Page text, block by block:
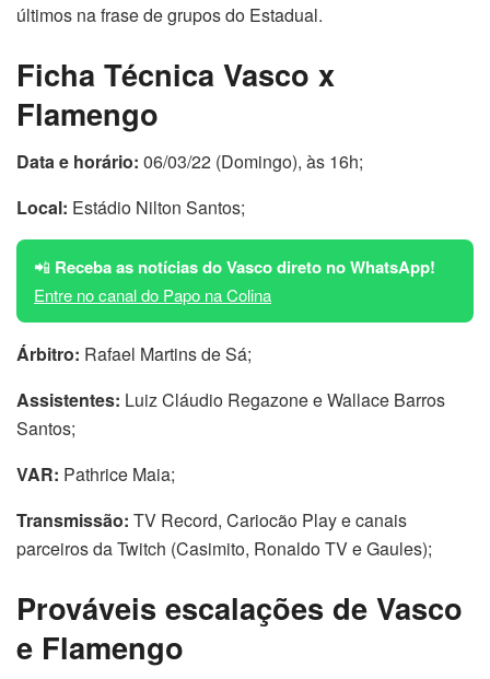
últimos na frase de grupos do Estadual.
Ficha Técnica Vasco x
Flamengo
Data e horário: 06/03/22 (Domingo), às 16h;
Local: Estádio Nilton Santos;
📲 Receba as notícias do Vasco direto no WhatsApp!
Entre no canal do Papo na Colina
Árbitro: Rafael Martins de Sá;
Assistentes: Luiz Cláudio Regazone e Wallace Barros
Santos;
VAR: Pathrice Maia;
Transmissão: TV Record, Cariocão Play e canais
parceiros da Twitch (Casimito, Ronaldo TV e Gaules);
Prováveis escalações de Vasco
e Flamengo